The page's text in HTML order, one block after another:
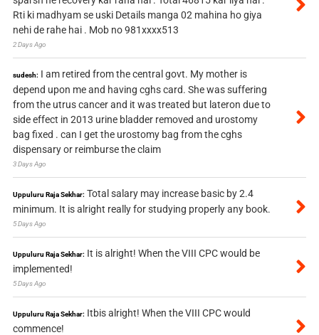
Rti ki madhyam se uski Details manga 02 mahina ho giya
nehi de rahe hai . Mob no 981xxxx513
2 Days Ago
sudesh: I am retired from the central govt. My mother is
depend upon me and having cghs card. She was suffering
from the utrus cancer and it was treated but lateron due to
side effect in 2013 urine bladder removed and urostomy
bag fixed . can I get the urostomy bag from the cghs
dispensary or reimburse the claim
3 Days Ago
Uppuluru Raja Sekhar: Total salary may increase basic by 2.4
minimum. It is alright really for studying properly any book.
5 Days Ago
Uppuluru Raja Sekhar: It is alright! When the VIII CPC would be
implemented!
5 Days Ago
Uppuluru Raja Sekhar: Itbis alright! When the VIII CPC would
commence!